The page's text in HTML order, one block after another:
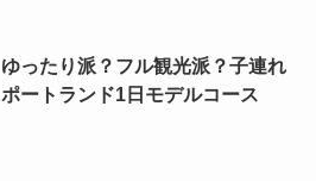
ゆったり派？フル観光派？子連れ
ポートランド1日モデルコース